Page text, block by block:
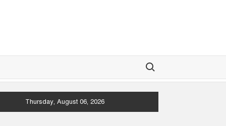
Search for:
Thursday, August 06, 2026